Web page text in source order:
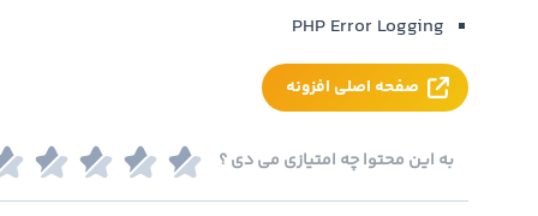
PHP Error Logging
صفحه اصلی افزونه
به این محتوا چه امتیازی می دی ؟